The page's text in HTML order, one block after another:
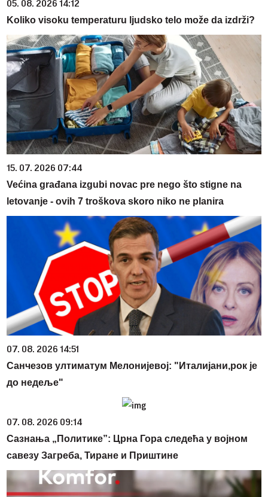
05. 08. 2026 14:12
Koliko visoku temperaturu ljudsko telo može da izdrži?
15. 07. 2026 07:44
Većina građana izgubi novac pre nego što stigne na
letovanje - ovih 7 troškova skoro niko ne planira
07. 08. 2026 14:51
Санчезов ултиматум Мелонијевој: "Италијани,рок је
до недеље"
07. 08. 2026 09:14
Сазнања „Политике”: Црна Гора следећа у војном
савезу Загреба, Тиране и Приштине